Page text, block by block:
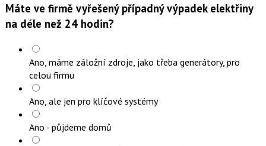
Máte ve firmě vyřešený případný výpadek elektřiny
na déle než 24 hodin?
Ano, máme záložní zdroje, jako třeba generátory, pro
celou firmu
Ano, ale jen pro klíčové systémy
Ano - půjdeme domů